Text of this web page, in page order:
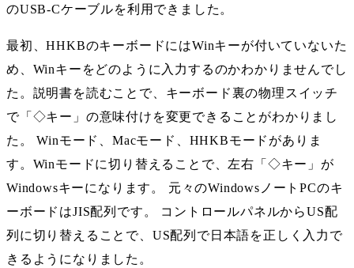
のUSB-Cケーブルを利用できました。
最初、HHKBのキーボードにはWinキーが付いていないた
め、Winキーをどのように入力するのかわかりませんでし
た。説明書を読むことで、キーボード裏の物理スイッチ
で「◇キー」の意味付けを変更できることがわかりまし
た。 Winモード、Macモード、HHKBモードがありま
す。Winモードに切り替えることで、左右「◇キー」が
Windowsキーになります。 元々のWindowsノートPCのキ
ーボードはJIS配列です。 コントロールパネルからUS配
列に切り替えることで、US配列で日本語を正しく入力で
きるようになりました。